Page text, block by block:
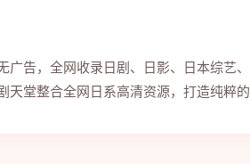
告，全网收录日剧、日影、日本综艺
堂整合全网日系高清资源，打造纯粹